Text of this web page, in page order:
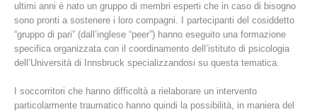
ultimi anni è nato un gruppo di membri esperti che in caso di bisogno
sono pronti a sostenere i loro compagni. I partecipanti del cosiddetto
“gruppo di pari” (dall’inglese “peer”) hanno eseguito una formazione
specifica organizzata con il coordinamento dell’istituto di psicologia
dell’Università di Innsbruck specializzandosi su questa tematica.
I soccorritori che hanno difficoltà a rielaborare un intervento
particolarmente traumatico hanno quindi la possibilità, in maniera del